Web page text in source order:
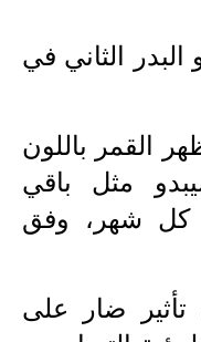
الاعدادية
الابتدائية
المتوسطة
انشاء
الثاني في
القمر باللون
مثل باقي
كل شهر، وفق
تأثير ضار على